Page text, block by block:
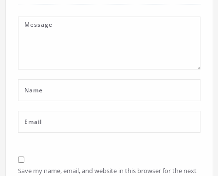
Save my name, email, and website in this browser for the next